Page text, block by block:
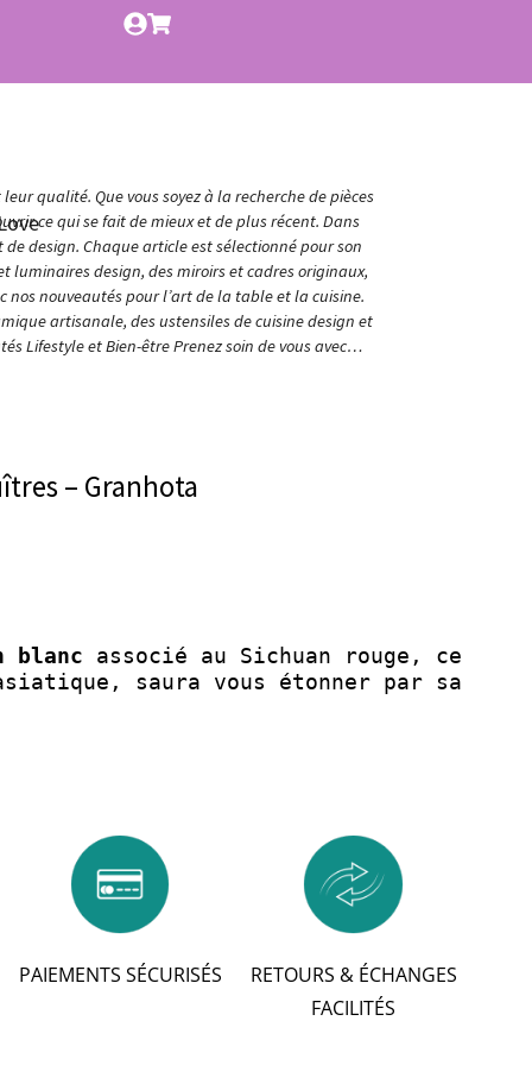
qualité. Que vous soyez à la recherche de pièces
ce qui se fait de mieux et de plus récent. Dans
design. Chaque article est sélectionné pour son
luminaires design, des miroirs et cadres originaux,
nos nouveautés pour l’art de la table et la cuisine.
artisanale, des ustensiles de cuisine design et
Lifestyle et Bien-être Prenez soin de vous avec…
– Granhota
blanc associé au Sichuan rouge, ce
saura vous étonner par sa
PAIEMENTS SÉCURISÉS
RETOURS & ÉCHANGES
FACILITÉS